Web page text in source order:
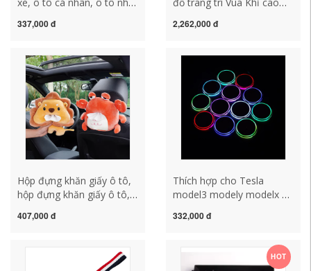
nước gia dụng, biển cảnh
đèn nội thất
337,000 đ
cá trang trí nội thất ô tô
2,262,000 đ
Hộp đựng khăn giấy ô tô,
hộp đựng khăn giấy ô tô,
sáng tạo dễ thương, hộp
407,000 đ
Thích hợp cho Tesla
model3 modely modelx xe
đầy màu sắc đèn chiếu
sàn ô tô đệm ghế văn
phòng
332,000 đ
HOT